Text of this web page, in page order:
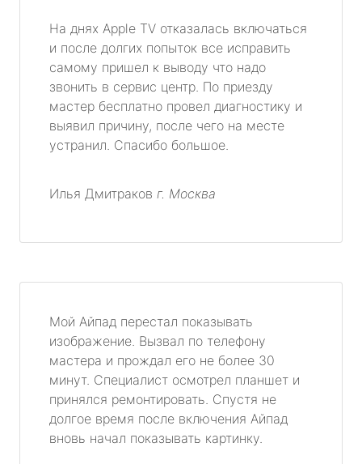
На днях Apple TV отказалась включаться
и после долгих попыток все исправить
самому пришел к выводу что надо
звонить в сервис центр. По приезду
мастер бесплатно провел диагностику и
выявил причину, после чего на месте
устранил. Спасибо большое.
Илья Дмитраков г. Москва
Мой Айпад перестал показывать
изображение. Вызвал по телефону
мастера и прождал его не более 30
минут. Специалист осмотрел планшет и
принялся ремонтировать. Спустя не
долгое время после включения Айпад
вновь начал показывать картинку.